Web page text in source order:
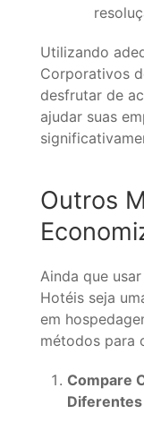
Utilizando
Corporativos
desfrutar de
ajudar suas
Outros
Ainda que
Hotéis seja
em
métodos para
Compare